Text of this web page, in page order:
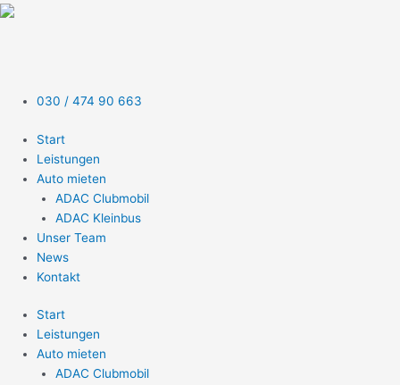
Zum
030 / 474 90 663
Start
Leistungen
Auto mieten
ADAC Clubmobil
ADAC Kleinbus
Unser Team
News
Kontakt
Start
Leistungen
Auto mieten
ADAC Clubmobil